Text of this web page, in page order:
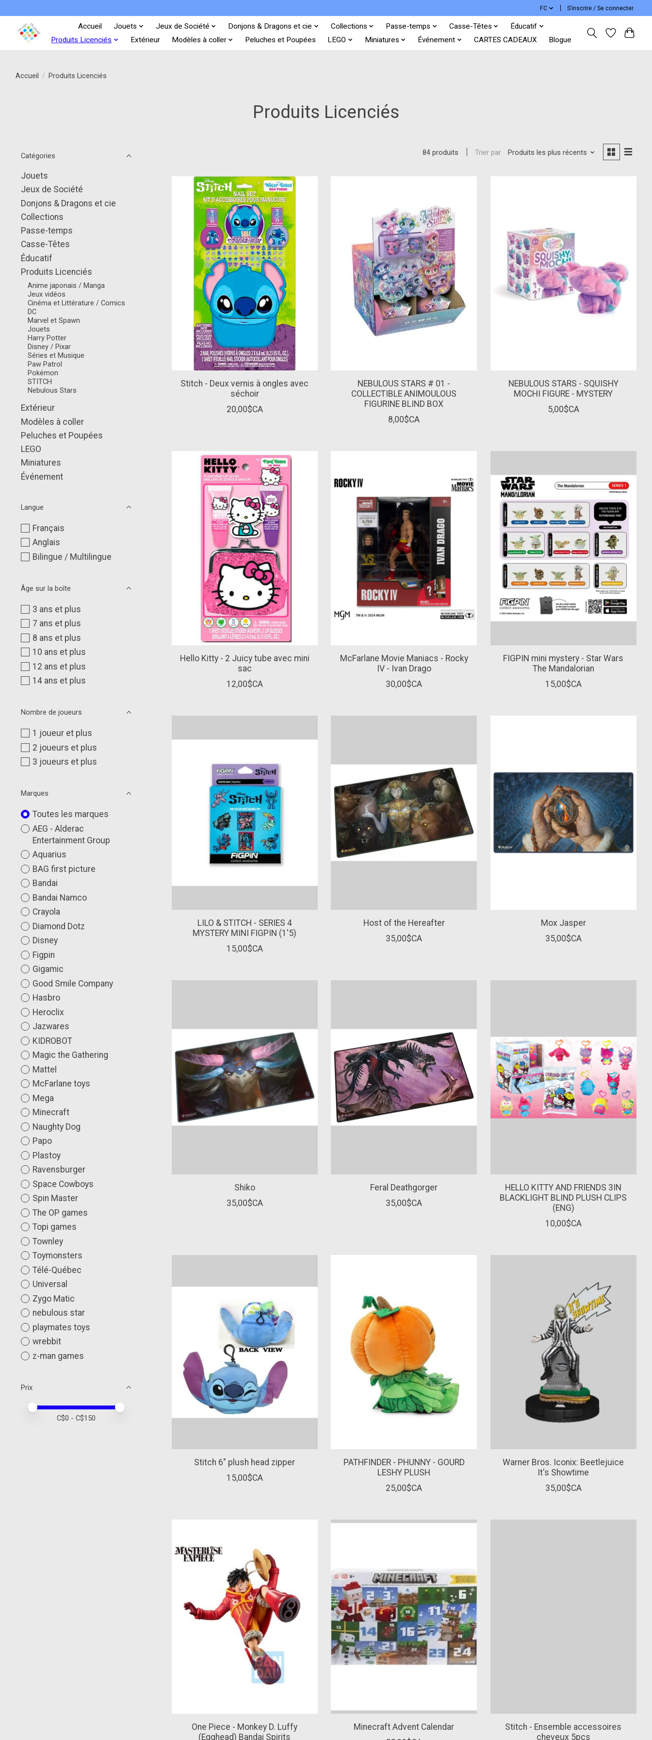
FC S’inscrire / Se connecter
Accueil Jouets Jeux de Société Donjons & Dragons et cie Collections Passe-temps Casse-Têtes
Éducatif
Produits Licenciés
Extérieur Modèles à coller Peluches et Poupées LEGO Miniatures Événement CARTES CADEAUX Blogue
Accueil / Produits Licenciés
Produits Licenciés
Catégories
Jouets
Jeux de Société
Donjons & Dragons et cie
Collections
Passe-temps
Casse-Têtes
Éducatif
Produits Licenciés
Anime japonais / Manga
Jeux vidéos
Cinéma et Littérature / Comics
DC
Marvel et Spawn
Jouets
Harry Potter
Disney / Pixar
Séries et Musique
Paw Patrol
Pokémon
STITCH
Nebulous Stars
Extérieur
Modèles à coller
Peluches et Poupées
LEGO
Miniatures
Événement
Langue
Français
Anglais
Bilingue / Multilingue
Âge sur la boîte
3 ans et plus
7 ans et plus
8 ans et plus
10 ans et plus
12 ans et plus
14 ans et plus
Nombre de joueurs
1 joueur et plus
2 joueurs et plus
3 joueurs et plus
Marques
Toutes les marques
AEG - Alderac
Entertainment Group
Aquarius
BAG first picture
Bandai
Bandai Namco
Crayola
Diamond Dotz
Disney
Figpin
Gigamic
Good Smile Company
Hasbro
Heroclix
Jazwares
KIDROBOT
Magic the Gathering
Mattel
McFarlane toys
Mega
Minecraft
Naughty Dog
Papo
Plastoy
Ravensburger
Space Cowboys
Spin Master
The OP games
Topi games
Townley
Toymonsters
Télé-Québec
Universal
Zygo Matic
nebulous star
playmates toys
wrebbit
z-man games
Prix
Prix minimum
Price maximum value
C$0 - C$150
84 produits Trier par Produits les plus récents
Stitch - Deux vernis à ongles avec
séchoir
20,00$CA
NEBULOUS STARS # 01 -
COLLECTIBLE ANIMOULOUS
FIGURINE BLIND BOX
8,00$CA
NEBULOUS STARS - SQUISHY
MOCHI FIGURE - MYSTERY
5,00$CA
Hello Kitty - 2 Juicy tube avec mini
sac
12,00$CA
McFarlane Movie Maniacs - Rocky
IV - Ivan Drago
30,00$CA
FIGPIN mini mystery - Star Wars
The Mandalorian
15,00$CA
LILO & STITCH - SERIES 4
MYSTERY MINI FIGPIN (1'5)
15,00$CA
Host of the Hereafter
35,00$CA
Mox Jasper
35,00$CA
Shiko
35,00$CA
Feral Deathgorger
35,00$CA
HELLO KITTY AND FRIENDS 3IN
BLACKLIGHT BLIND PLUSH CLIPS
(ENG)
10,00$CA
Stitch 6" plush head zipper
15,00$CA
PATHFINDER - PHUNNY - GOURD
LESHY PLUSH
25,00$CA
Warner Bros. Iconix: Beetlejuice
It's Showtime
35,00$CA
One Piece - Monkey D. Luffy
(Egghead) Bandai Spirits
Minecraft Advent Calendar
Stitch - Ensemble accessoires
cheveux 5pcs